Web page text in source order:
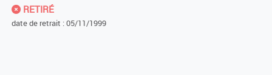
RETIRÉ
date de retrait : 05/11/1999